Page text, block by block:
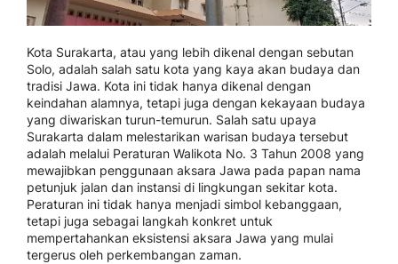
Kota Surakarta, atau yang lebih dikenal dengan sebutan
Solo, adalah salah satu kota yang kaya akan budaya dan
tradisi Jawa. Kota ini tidak hanya dikenal dengan
keindahan alamnya, tetapi juga dengan kekayaan budaya
yang diwariskan turun-temurun. Salah satu upaya
Surakarta dalam melestarikan warisan budaya tersebut
adalah melalui Peraturan Walikota No. 3 Tahun 2008 yang
mewajibkan penggunaan aksara Jawa pada papan nama
petunjuk jalan dan instansi di lingkungan sekitar kota.
Peraturan ini tidak hanya menjadi simbol kebanggaan,
tetapi juga sebagai langkah konkret untuk
mempertahankan eksistensi aksara Jawa yang mulai
tergerus oleh perkembangan zaman.